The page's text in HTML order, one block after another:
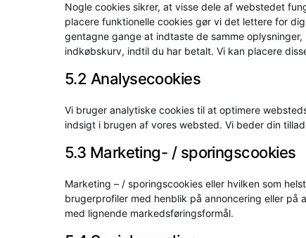
Nogle cookies sikrer, at visse dele af webstedet
placere funktionelle cookies gør vi det lettere for
gentagne gange at indtaste de samme
indkøbskurv, indtil du har betalt. Vi kan placere
5.2 Analysecookies
Vi bruger analytiske cookies til at optimere
indsigt i brugen af ​​vores websted. Vi beder din
5.3 Marketing- / sporingscookies
Marketing – / sporingscookies eller hvilken som
brugerprofiler med henblik på annoncering eller
med lignende markedsføringsformål.